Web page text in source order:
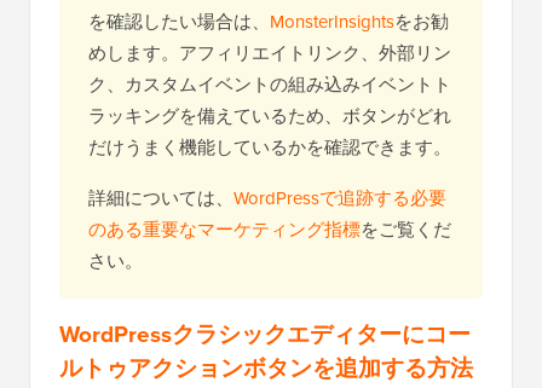
を確認したい場合は、 MonsterInsightsをお勧
めします。アフィリエイトリンク、外部リン
ク、カスタムイベントの組み込みイベントト
ラッキングを備えているため、ボタンがどれ
だけうまく機能しているかを確認できます。
詳細については、 WordPressで追跡する必要
のある重要なマーケティング指標をご覧くだ
さい。
WordPressクラシックエディターにコー
ルトゥアクションボタンを追加する方法